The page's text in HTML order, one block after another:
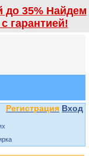
до 35% Найдем
гарантией!
Регистрация Вход